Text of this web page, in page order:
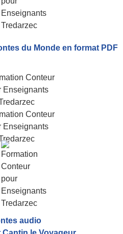
du Monde en format PDF
audio